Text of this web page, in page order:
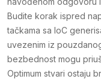
Budite korak ispred
tačkama sa IoC
uvezenim iz
bezbednost mogu
Optimum stvari ostaju